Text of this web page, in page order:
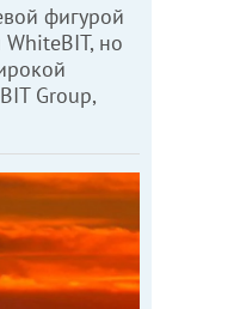
фигурой
но
Group,